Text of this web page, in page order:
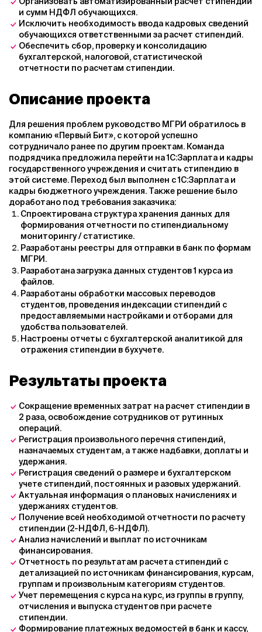
и сумм НДФЛ обучающихся.
Исключить необходимость ввода кадровых сведений
обучающихся ответственными за расчет стипендий.
Обеспечить сбор, проверку и консолидацию
бухгалтерской, налоговой, статистической
отчетности по расчетам стипендии.
Описание проекта
Для решения проблем руководство МГРИ обратилось в
компанию «Первый Бит», с которой успешно
сотрудничало ранее по другим проектам. Команда
подрядчика предложила перейти на 1С:Зарплата и кадры
государственного учреждения и считать стипендию в
этой системе. Переход был выполнен с 1С:Зарплата и
кадры бюджетного учреждения. Также решение было
доработано под требования заказчика:
Спроектирована структура хранения данных для
формирования отчетности по стипендиальному
мониторингу / статистике.
Разработаны реестры для отправки в банк по формам
МГРИ.
Разработана загрузка данных студентов 1 курса из
файлов.
Разработаны обработки массовых переводов
студентов, проведения индексации стипендий с
предоставляемыми настройками и отборами для
удобства пользователей.
Настроены отчеты с бухгалтерской аналитикой для
отражения стипендии в бухучете.
Результаты проекта
Сокращение временных затрат на расчет стипендии в
2 раза, освобождение сотрудников от рутинных
операций.
Регистрация произвольного перечня стипендий,
назначаемых студентам, а также надбавки, доплаты и
удержания.
Регистрация сведений о размере и бухгалтерском
учете стипендий, постоянных и разовых удержаний.
Актуальная информация о плановых начислениях и
удержаниях студентов.
Получение всей необходимой отчетности по расчету
стипендии (2-НДФЛ, 6-НДФЛ).
Анализ начислений и выплат по источникам
финансирования.
Отчетность по результатам расчета стипендий с
детализацией по источникам финансирования, курсам,
группам и произвольным категориям студентов.
Учет перемещения с курса на курс, из группы в группу,
отчисления и выпуска студентов при расчете
стипендии.
Формирование платежных ведомостей в банк и кассу,